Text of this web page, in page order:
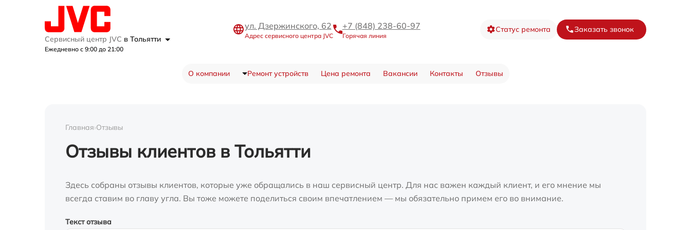
Сервисный центр JVC в Тольятти
Ежедневно с 9:00 до 21:00
ул. Дзержинского, 62
Адрес сервисного центра JVC
+7 (848) 238-60-97
Горячая линия
Статус ремонта Заказать звонок
О компании Ремонт устройств Цена ремонта Вакансии Контакты Отзывы
Главная›Отзывы
Отзывы клиентов в Тольятти
Здесь собраны отзывы клиентов, которые уже обращались в наш сервисный центр. Для нас важен каждый клиент, и его мнение мы
всегда ставим во главу угла. Вы тоже можете поделиться своим впечатлением — мы обязательно примем его во внимание.
Текст отзыва